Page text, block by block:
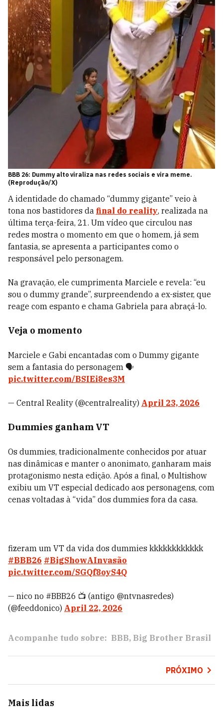
BBB 26: Dummy alto viraliza nas redes sociais e vira meme.
(Reprodução/X)
A identidade do chamado “dummy gigante” veio à
tona nos bastidores da final do reality, realizada na
última terça-feira, 21. Um vídeo que circulou nas
redes mostra o momento em que o homem, já sem
fantasia, se apresenta a participantes como o
responsável pelo personagem.
Na gravação, ele cumprimenta Marciele e revela: “eu
sou o dummy grande”, surpreendendo a ex-sister, que
reage com espanto e chama Gabriela para abraçá-lo.
Veja o momento
Marciele e Gabi encantadas com o Dummy gigante
sem a fantasia do personagem 🗣️
pic.twitter.com/BSIEi8es3M
— Central Reality (@centralreality) April 23, 2026
Dummies ganham VT
Os dummies, tradicionalmente conhecidos por atuar
nas dinâmicas e manter o anonimato, ganharam mais
protagonismo nesta edição. Após a final, o Multishow
exibiu um VT especial dedicado aos personagens, com
cenas voltadas à “vida” dos dummies fora da casa.
fizeram um VT da vida dos dummies kkkkkkkkkkkk
#BBB26 #BigShowAInvasão
pic.twitter.com/SGQf8oyS4Q
— nico no #BBB26 📺 (antigo @ntvnasredes)
(@feeddonico) April 22, 2026
Acompanhe tudo sobre: BBB Big Brother Brasil
PRÓXIMO
Mais lidas